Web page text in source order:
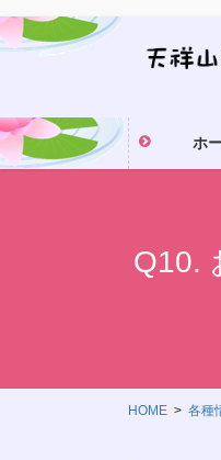
ン
ツ
に
移
ビ
シ
ョ
ン
ホ
Q10.
HOME 各種